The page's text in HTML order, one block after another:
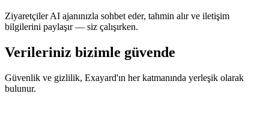
Ziyaretçiler AI ajanınızla sohbet eder, tahmin alır ve iletişim
bilgilerini paylaşır — siz çalışırken.
Verileriniz bizimle güvende
Güvenlik ve gizlilik, Exayard'ın her katmanında yerleşik olarak
bulunur.